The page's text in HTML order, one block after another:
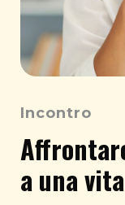
Incontro
a una